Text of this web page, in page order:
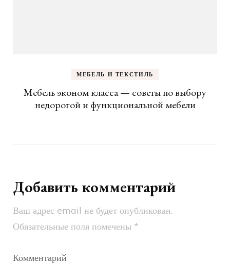
МЕБЕЛЬ И ТЕКСТИЛЬ
Мебель эконом класса — советы по выбору
недорогой и функциональной мебели
Добавить комментарий
Ваш адрес email не будет опубликован.
Обязательные поля помечены *
Комментарий